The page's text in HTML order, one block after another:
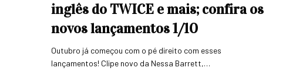
inglês do TWICE e mais; confira os
novos lançamentos 1/10
Outubro já começou com o pé direito com esses
lançamentos! Clipe novo da Nessa Barrett,…